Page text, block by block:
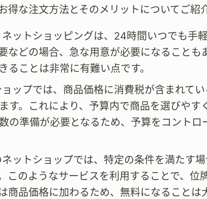
な注文方法とそのメリットについてご紹
ットショッピングは、24時間いつでも手
などの場合、急な用意が必要になることも
ることは非常に有難い点です。
ップでは、商品価格に消費税が含まれて
す。これにより、予算内で商品を選びやす
の準備が必要となるため、予算をコントロ
ットショップでは、特定の条件を満たす
このようなサービスを利用することで、位
商品価格に加わるため、無料になることは